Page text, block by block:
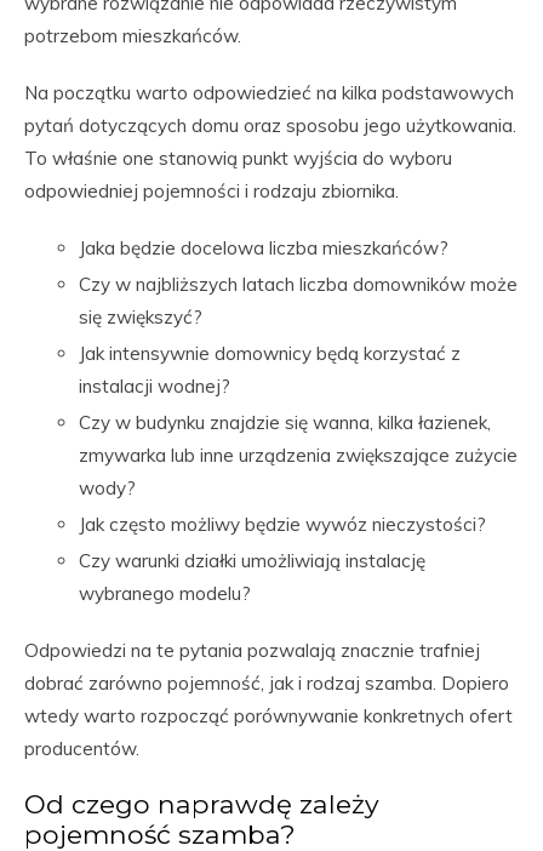
potrzebom mieszkańców.
Na początku warto odpowiedzieć na kilka podstawowych
pytań dotyczących domu oraz sposobu jego użytkowania.
To właśnie one stanowią punkt wyjścia do wyboru
odpowiedniej pojemności i rodzaju zbiornika.
Jaka będzie docelowa liczba mieszkańców?
Czy w najbliższych latach liczba domowników może
się zwiększyć?
Jak intensywnie domownicy będą korzystać z
instalacji wodnej?
Czy w budynku znajdzie się wanna, kilka łazienek,
zmywarka lub inne urządzenia zwiększające zużycie
wody?
Jak często możliwy będzie wywóz nieczystości?
Czy warunki działki umożliwiają instalację
wybranego modelu?
Odpowiedzi na te pytania pozwalają znacznie trafniej
dobrać zarówno pojemność, jak i rodzaj szamba. Dopiero
wtedy warto rozpocząć porównywanie konkretnych ofert
producentów.
Od czego naprawdę zależy
pojemność szamba?